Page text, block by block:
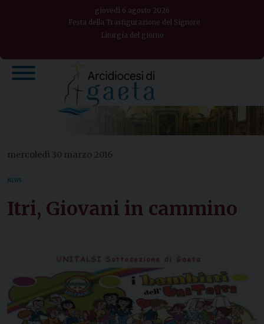
giovedì 6 agosto 2026
Festa della Trasfigurazione del Signore
Liturgia del giorno
mercoledì 30 marzo 2016
NEWS
Itri, Giovani in cammino